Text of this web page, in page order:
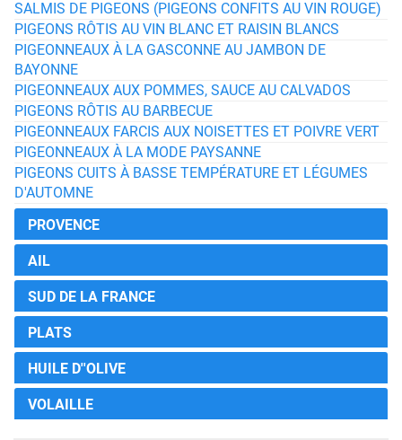
SALMIS DE PIGEONS (PIGEONS CONFITS AU VIN ROUGE)
PIGEONS RÔTIS AU VIN BLANC ET RAISIN BLANCS
PIGEONNEAUX À LA GASCONNE AU JAMBON DE
BAYONNE
PIGEONNEAUX AUX POMMES, SAUCE AU CALVADOS
PIGEONS RÔTIS AU BARBECUE
PIGEONNEAUX FARCIS AUX NOISETTES ET POIVRE VERT
PIGEONNEAUX À LA MODE PAYSANNE
PIGEONS CUITS À BASSE TEMPÉRATURE ET LÉGUMES
D'AUTOMNE
PROVENCE
AIL
SUD DE LA FRANCE
PLATS
HUILE D''OLIVE
VOLAILLE